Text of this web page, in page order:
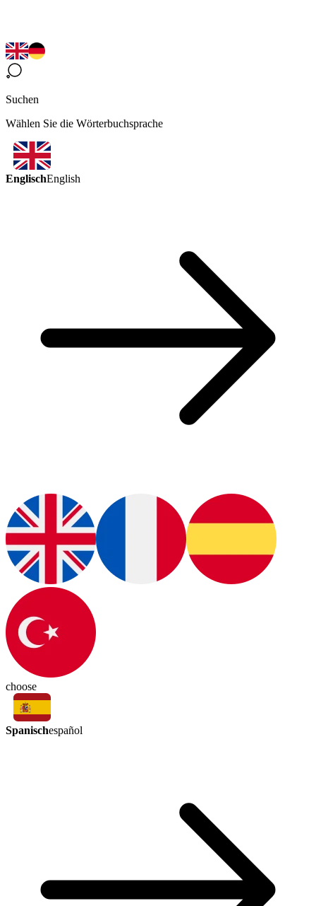
Suchen
Wählen Sie die Wörterbuchsprache
EnglischEnglish
choose
Spanischespañol